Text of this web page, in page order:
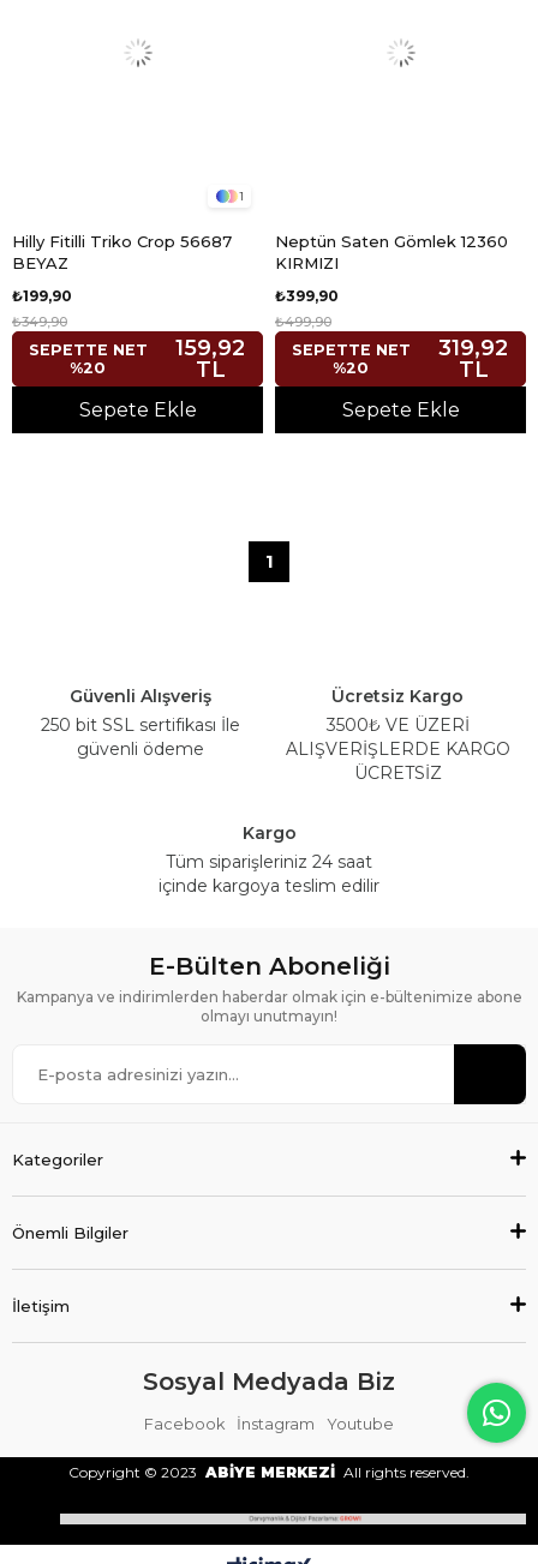
1
Hilly Fitilli Triko Crop 56687
BEYAZ
₺199,90
₺349,90
SEPETTE NET
%20
159,92
TL
Sepete Ekle
Neptün Saten Gömlek 12360
KIRMIZI
₺399,90
₺499,90
SEPETTE NET
%20
319,92
TL
Sepete Ekle
1
Güvenli Alışveriş
250 bit SSL sertifikası İle
güvenli ödeme
Ücretsiz Kargo
3500₺ VE ÜZERİ
ALIŞVERİŞLERDE KARGO
ÜCRETSİZ
Kargo
Tüm siparişleriniz 24 saat
içinde kargoya teslim edilir
E-Bülten Aboneliği
Kampanya ve indirimlerden haberdar olmak için e-bültenimize abone
olmayı unutmayın!
Kategoriler
Önemli Bilgiler
İletişim
Sosyal Medyada Biz
Facebook İnstagram Youtube
Copyright © 2023 ABİYE MERKEZİ All rights reserved.